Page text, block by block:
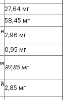
27,64 мг
58,45 мг
2,96 мг
0,95 мг
97,85 мг
2,85 мг